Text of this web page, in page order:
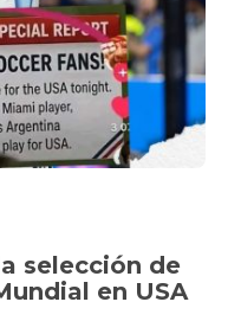
selección de
en USA